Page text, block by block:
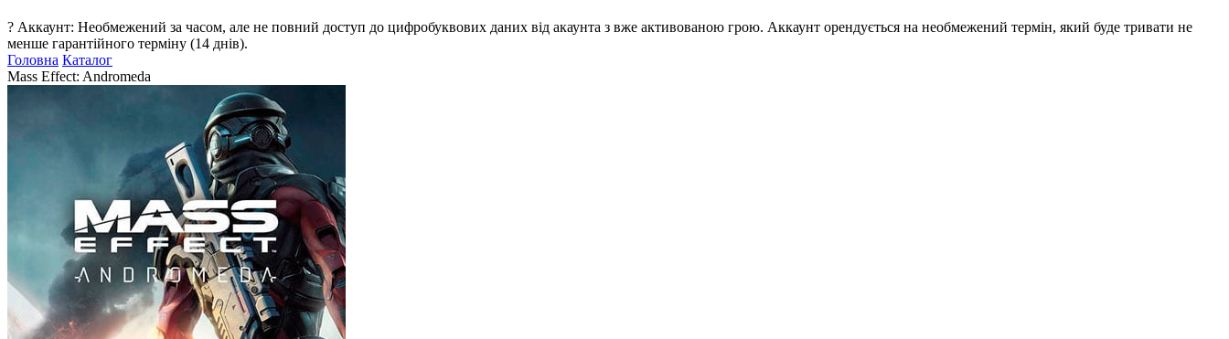
? Аккаунт: Необмежений за часом, але не повний доступ до цифробуквових даних від акаунта з вже активованою грою. Аккаунт орендується на необмежений термін, який буде тривати не
менше гарантійного терміну (14 днів).
Головна Каталог
Mass Effect: Andromeda